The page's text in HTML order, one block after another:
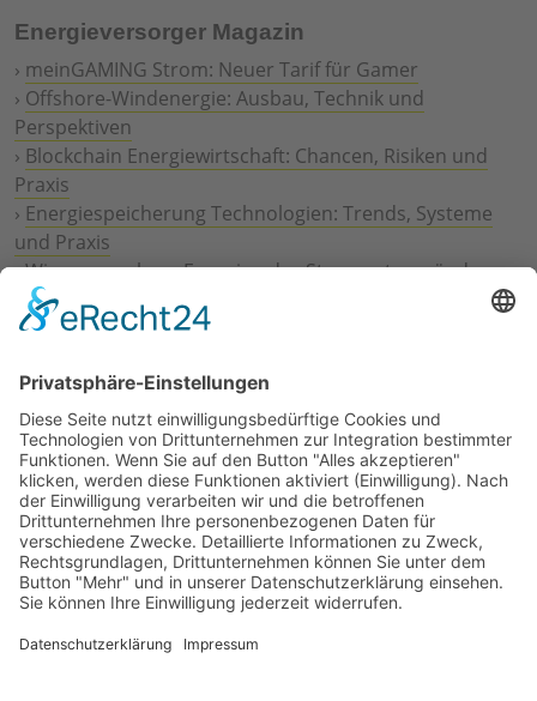
Energieversorger Magazin
› meinGAMING Strom: Neuer Tarif für Gamer
› Offshore-Windenergie: Ausbau, Technik und
Perspektiven
› Blockchain Energiewirtschaft: Chancen, Risiken und
Praxis
› Energiespeicherung Technologien: Trends, Systeme
und Praxis
›Wie erneuerbare Energien das Stromnetz verändern
Digitalisierung Energiewirtschaft: Effizienz, Netze und
Prozesse
Geschäftsmodelle
›Vorstandswechsel Westenergie: Böddeling übernimmt
befristet
›Wasserstoff-Hochlauf: Dialog, Infrastruktur und
konkrete Schritte
›Solaranlage Regenbogenfarben: FC St. Pauli und
LichtBlick installieren erste weltweite Anlage
Jetzt an der STUDIE360 teilnehmen
Wir möchten Transparenz mit einheitlichen Kriterien